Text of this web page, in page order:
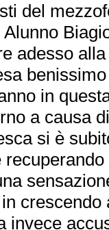
del
adesso
in
a causa
si è
invece